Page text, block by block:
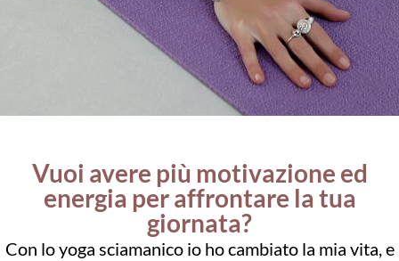
Vuoi avere più motivazione ed
energia per affrontare la tua
giornata?
Con lo yoga sciamanico io ho cambiato la mia vita, e